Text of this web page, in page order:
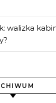
walizka